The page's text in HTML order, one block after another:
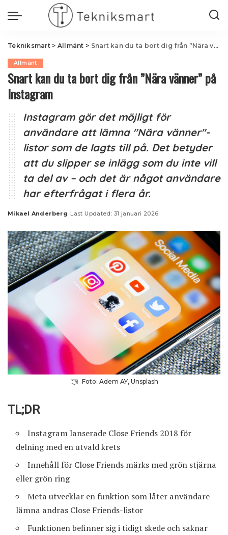
Tekniksmart> Allmänt > Snart kan du ta bort dig från ”Nära vänner” på Instagram
Allmänt
Snart kan du ta bort dig från ”Nära vänner” på
Instagram
Instagram gör det möjligt för
användare att lämna "Nära vänner"-
listor som de lagts till på. Det betyder
att du slipper se inlägg som du inte vill
ta del av – och det är något användare
har efterfrågat i flera år.
Posted
Mikael Anderberg Last Updated: 31 januari 2026
Foto: Adem AY, Unsplash
TL;DR
Instagram lanserade Close Friends 2018 för
delning med en utvald krets
Innehåll för Close Friends märks med grön stjärna
eller grön ring
Meta utvecklar en funktion som låter användare
lämna andras Close Friends-listor
Funktionen befinner sig i tidigt skede och saknar